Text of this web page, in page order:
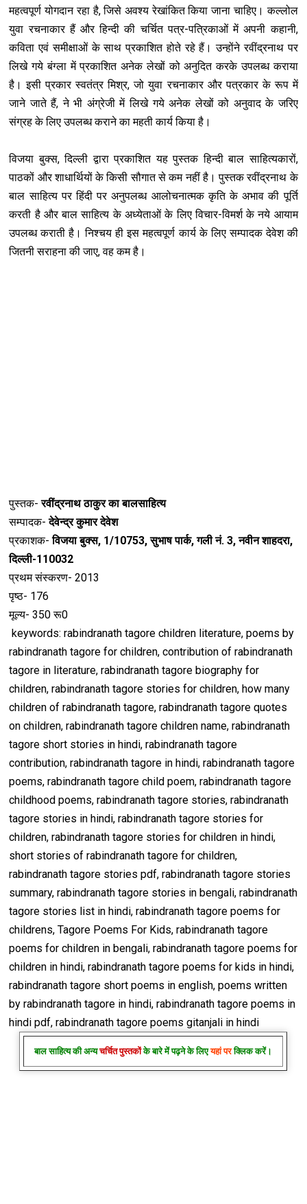
महत्वपूर्ण योगदान रहा है, जिसे अवश्य रेखांकित किया जाना चाहिए। कल्लोल
युवा रचनाकार हैं और हिन्दी की चर्चित पत्र-पत्रिकाओं में अपनी कहानी,
कविता एवं समीक्षाओं के साथ प्रकाशित होते रहे हैं। उन्होंने रवींद्रनाथ पर
लिखे गये बंग्ला में प्रकाशित अनेक लेखों को अनुदित करके उपलब्ध कराया
है। इसी प्रकार स्वतंत्र मिश्र, जो युवा रचनाकार और पत्रकार के रूप में
जाने जाते हैं, ने भी अंग्रेजी में लिखे गये अनेक लेखों को अनुवाद के जरिए
संग्रह के लिए उपलब्ध कराने का महती कार्य किया है।
विजया बुक्स, दिल्ली द्वारा प्रकाशित यह पुस्तक हिन्दी बाल साहित्यकारों,
पाठकों और शाधार्थियों के किसी सौगात से कम नहीं है। पुस्तक रवींद्रनाथ के
बाल साहित्य पर हिंदी पर अनुपलब्ध आलोचनात्मक कृति के अभाव की पूर्ति
करती है और बाल साहित्य के अध्येताओं के लिए विचार-विमर्श के नये आयाम
उपलब्ध कराती है। निश्चय ही इस महत्वपूर्ण कार्य के लिए सम्पादक देवेश की
जितनी सराहना की जाए, वह कम है।
पुस्तक- रवींद्रनाथ ठाकुर का बालसाहित्य
सम्पादक-देवेन्द्र कुमार देवेश
प्रकाशक-विजया बुक्स, 1/10753, सुभाष पार्क, गली नं. 3, नवीन शाहदरा,
दिल्ली-110032
प्रथम संस्करण- 2013
पृष्ठ- 176
मूल्य- 350 रू0
keywords: rabindranath tagore children literature, poems by
rabindranath tagore for children, contribution of rabindranath
tagore in literature, rabindranath tagore biography for
children, rabindranath tagore stories for children, how many
children of rabindranath tagore, rabindranath tagore quotes
on children, rabindranath tagore children name, rabindranath
tagore short stories in hindi, rabindranath tagore
contribution, rabindranath tagore in hindi, rabindranath tagore
poems, rabindranath tagore child poem, rabindranath tagore
childhood poems, rabindranath tagore stories, rabindranath
tagore stories in hindi, rabindranath tagore stories for
children, rabindranath tagore stories for children in hindi,
short stories of rabindranath tagore for children,
rabindranath tagore stories pdf, rabindranath tagore stories
summary, rabindranath tagore stories in bengali, rabindranath
tagore stories list in hindi, rabindranath tagore poems for
childrens, Tagore Poems For Kids, rabindranath tagore
poems for children in bengali, rabindranath tagore poems for
children in hindi, rabindranath tagore poems for kids in hindi,
rabindranath tagore short poems in english, poems written
by rabindranath tagore in hindi, rabindranath tagore poems in
hindi pdf, rabindranath tagore poems gitanjali in hindi
बाल साहित्य की अन्यचर्चित पुस्तकोंके बारे में पढ़ने के लिएयहां पर क्लिक करें।